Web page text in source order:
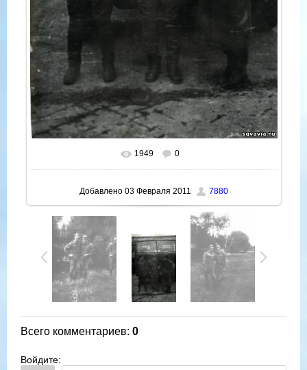
В реальном размере 526x800
1949 0
Добавлено03 Февраля 2011 7880
Всего комментариев: 0
Войдите: